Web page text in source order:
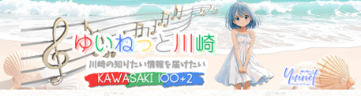
Skip
content